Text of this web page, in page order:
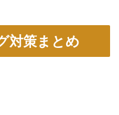
対策まとめ